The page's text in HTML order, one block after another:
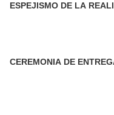
ESPEJISMO DE LA
CEREMONIA DE